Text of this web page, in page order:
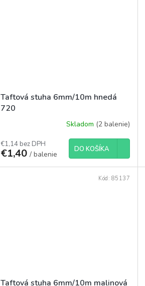
Taftová stuha 6mm/10m hnedá
720
Skladom (2 balenie)
€1,14 bez DPH
€1,40 / balenie
DO KOŠÍKA
Taftová stuha 6mm/10m malinová
Kód: 85137